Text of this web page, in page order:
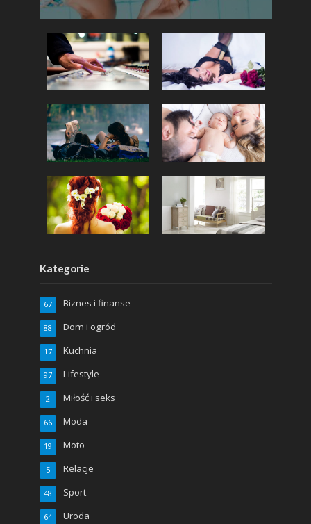
Kategorie
Biznes i finanse
67
Dom i ogród
88
Kuchnia
17
Lifestyle
97
Miłość i seks
2
Moda
66
Moto
19
Relacje
5
Sport
48
Uroda
64